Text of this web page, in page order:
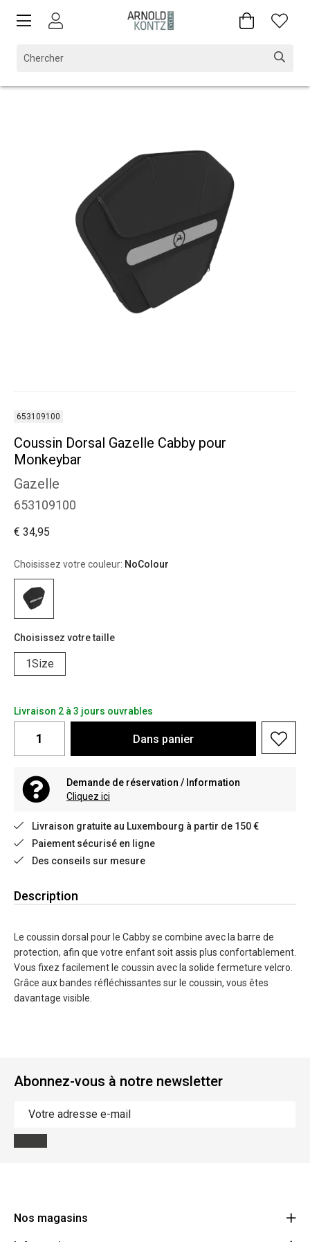
653109100
Coussin Dorsal Gazelle Cabby pour
Monkeybar
Gazelle
653109100
€ 34,95
Choisissez votre couleur: NoColour
Choisissez votre taille
1Size
Livraison 2 à 3 jours ouvrables
Dans panier
Demande de réservation / Information
Cliquez ici
Livraison gratuite au Luxembourg à partir de 150 €
Paiement sécurisé en ligne
Des conseils sur mesure
Description
Le coussin dorsal pour le Cabby se combine avec la barre de
protection, afin que votre enfant soit assis plus confortablement.
Vous fixez facilement le coussin avec la solide fermeture velcro.
Grâce aux bandes réfléchissantes sur le coussin, vous êtes
davantage visible.
Abonnez-vous à notre newsletter
Nos magasins